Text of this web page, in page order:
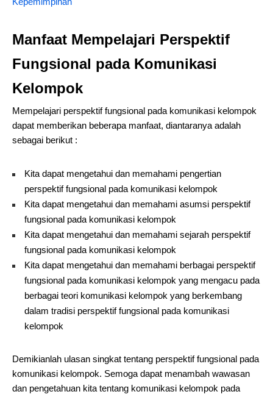
Manfaat Mempelajari Perspektif
Fungsional pada Komunikasi
Kelompok
Mempelajari perspektif fungsional pada komunikasi kelompok
dapat memberikan beberapa manfaat, diantaranya adalah
sebagai berikut :
Kita dapat mengetahui dan memahami pengertian
perspektif fungsional pada komunikasi kelompok
Kita dapat mengetahui dan memahami asumsi perspektif
fungsional pada komunikasi kelompok
Kita dapat mengetahui dan memahami sejarah perspektif
fungsional pada komunikasi kelompok
Kita dapat mengetahui dan memahami berbagai perspektif
fungsional pada komunikasi kelompok yang mengacu pada
berbagai teori komunikasi kelompok yang berkembang
dalam tradisi perspektif fungsional pada komunikasi
kelompok
Demikianlah ulasan singkat tentang perspektif fungsional pada
komunikasi kelompok. Semoga dapat menambah wawasan
dan pengetahuan kita tentang komunikasi kelompok pada